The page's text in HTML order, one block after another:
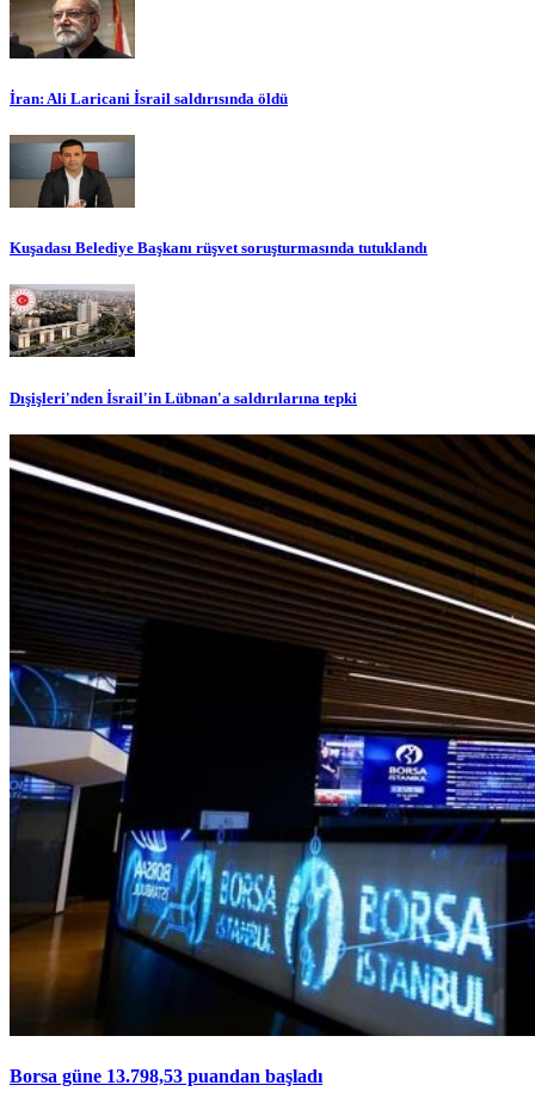
İran: Ali Laricani İsrail saldırısında öldü
Kuşadası Belediye Başkanı rüşvet soruşturmasında tutuklandı
Dışişleri'nden İsrail'in Lübnan'a saldırılarına tepki
Borsa güne 13.798,53 puandan başladı